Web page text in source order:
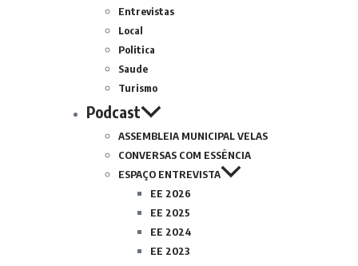
Entrevistas
Local
Politica
Saude
Turismo
Podcast
ASSEMBLEIA MUNICIPAL VELAS
CONVERSAS COM ESSÊNCIA
ESPAÇO ENTREVISTA
EE 2026
EE 2025
EE 2024
EE 2023